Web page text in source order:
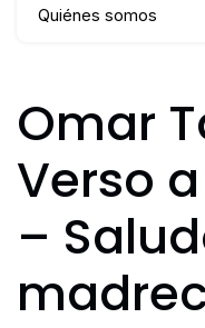
Quiénes somos
Archivo Fotográfico y
Historial
Omar
Verso
–